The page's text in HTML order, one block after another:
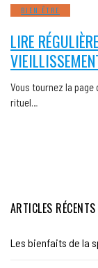
BIEN ÊTRE
LIRE
Vous tournez la
rituel…
ARTICLES RÉCENTS
Les bienfaits de la